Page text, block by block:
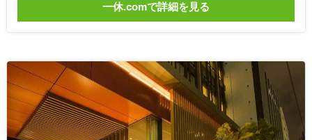
一休.comで詳細を見る